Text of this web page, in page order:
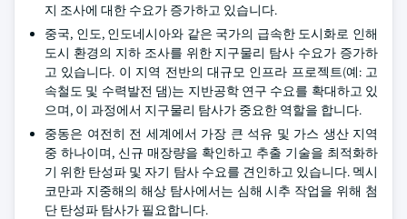
지 조사에 대한 수요가 증가하고 있습니다.
중국, 인도, 인도네시아와 같은 국가의 급속한 도시화로 인해
도시 환경의 지하 조사를 위한 지구물리 탐사 수요가 증가하
고 있습니다. 이 지역 전반의 대규모 인프라 프로젝트(예: 고
속철도 및 수력발전 댐)는 지반공학 연구 수요를 확대하고 있
으며, 이 과정에서 지구물리 탐사가 중요한 역할을 합니다.
중동은 여전히 전 세계에서 가장 큰 석유 및 가스 생산 지역
중 하나이며, 신규 매장량을 확인하고 추출 기술을 최적화하
기 위한 탄성파 및 자기 탐사 수요를 견인하고 있습니다. 멕시
코만과 지중해의 해상 탐사에서는 심해 시추 작업을 위해 첨
단 탄성파 탐사가 필요합니다.